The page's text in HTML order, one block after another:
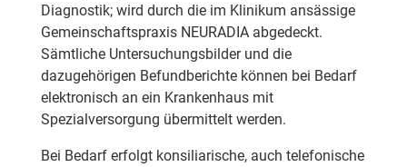
Diagnostik; wird durch die im Klinikum ansässige
Gemeinschaftspraxis NEURADIA abgedeckt.
Sämtliche Untersuchungsbilder und die
dazugehörigen Befundberichte können bei Bedarf
elektronisch an ein Krankenhaus mit
Spezialversorgung übermittelt werden.
Bei Bedarf erfolgt konsiliarische, auch telefonische